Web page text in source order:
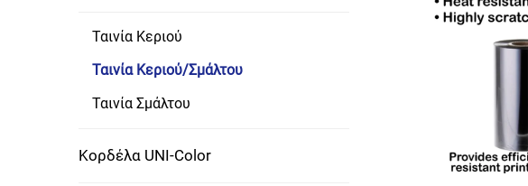
Ταινία Κεριού
Ταινία Κεριού/Σμάλτου
Ταινία Σμάλτου
Κορδέλα UNI-Color